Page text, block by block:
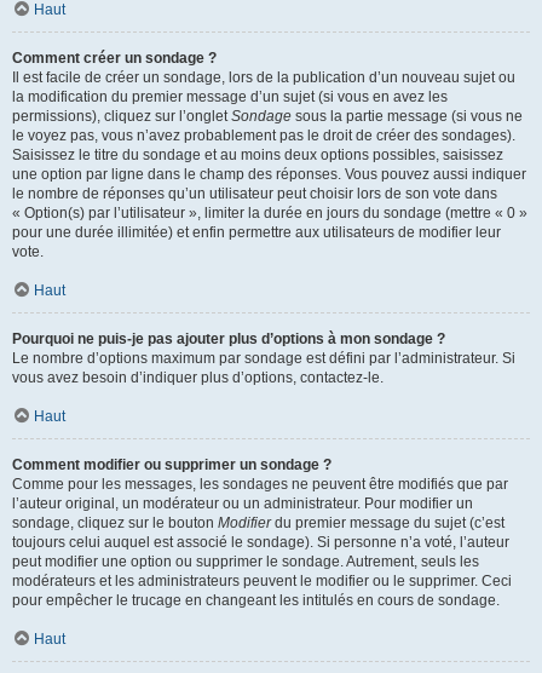
Haut
Comment créer un sondage ?
Il est facile de créer un sondage, lors de la publication d’un nouveau sujet ou
la modification du premier message d’un sujet (si vous en avez les
permissions), cliquez sur l’ongletSondage sous la partie message (si vous ne
le voyez pas, vous n’avez probablement pas le droit de créer des sondages).
Saisissez le titre du sondage et au moins deux options possibles, saisissez
une option par ligne dans le champ des réponses. Vous pouvez aussi indiquer
le nombre de réponses qu’un utilisateur peut choisir lors de son vote dans
« Option(s) par l’utilisateur », limiter la durée en jours du sondage (mettre « 0 »
pour une durée illimitée) et enfin permettre aux utilisateurs de modifier leur
vote.
Haut
Pourquoi ne puis-je pas ajouter plus d’options à mon sondage ?
Le nombre d’options maximum par sondage est défini par l’administrateur. Si
vous avez besoin d’indiquer plus d’options, contactez-le.
Haut
Comment modifier ou supprimer un sondage ?
Comme pour les messages, les sondages ne peuvent être modifiés que par
l’auteur original, un modérateur ou un administrateur. Pour modifier un
sondage, cliquez sur le bouton Modifierdu premier message du sujet (c’est
toujours celui auquel est associé le sondage). Si personne n’a voté, l’auteur
peut modifier une option ou supprimer le sondage. Autrement, seuls les
modérateurs et les administrateurs peuvent le modifier ou le supprimer. Ceci
pour empêcher le trucage en changeant les intitulés en cours de sondage.
Haut